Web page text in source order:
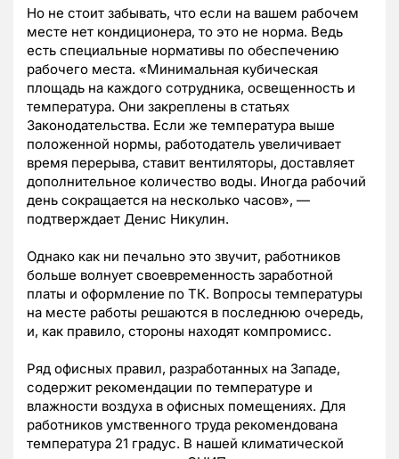
Но не стоит забывать, что если на вашем рабочем
месте нет кондиционера, то это не норма. Ведь
есть специальные нормативы по обеспечению
рабочего места. «Минимальная кубическая
площадь на каждого сотрудника, освещенность и
температура. Они закреплены в статьях
Законодательства. Если же температура выше
положенной нормы, работодатель увеличивает
время перерыва, ставит вентиляторы, доставляет
дополнительное количество воды. Иногда рабочий
день сокращается на несколько часов», —
подтверждает Денис Никулин.
Однако как ни печально это звучит, работников
больше волнует своевременность заработной
платы и оформление по ТК. Вопросы температуры
на месте работы решаются в последнюю очередь,
и, как правило, стороны находят компромисс.
Ряд офисных правил, разработанных на Западе,
содержит рекомендации по температуре и
влажности воздуха в офисных помещениях. Для
работников умственного труда рекомендована
температура 21 градус. В нашей климатической